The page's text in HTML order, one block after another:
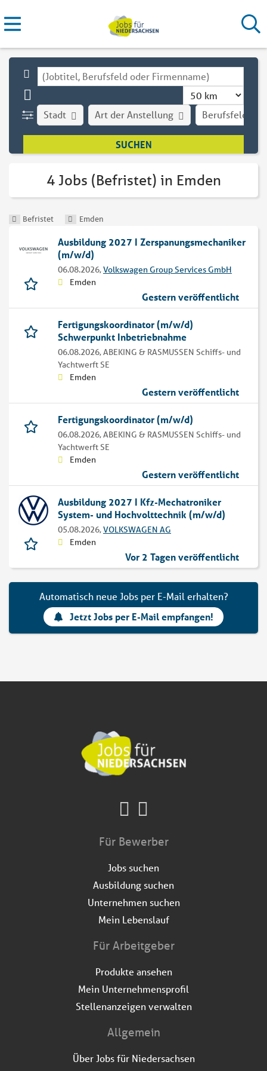
Stadt Art der Anstellung Berufsfeld
4 Jobs (Befristet) in Emden
Befristet Emden
Ausbildung 2027 I Zerspanungsmechaniker
(m/w/d)
06.08.2026,Volkswagen Group Services GmbH
Emden
Gestern veröffentlicht
Fertigungskoordinator (m/w/d)
Schwerpunkt Inbetriebnahme
06.08.2026,ABEKING & RASMUSSEN Schiffs- und
Yachtwerft SE
Emden
Gestern veröffentlicht
Fertigungskoordinator (m/w/d)
06.08.2026,ABEKING & RASMUSSEN Schiffs- und
Yachtwerft SE
Emden
Gestern veröffentlicht
Ausbildung 2027 I Kfz-Mechatroniker
System- und Hochvolttechnik (m/w/d)
05.08.2026,VOLKSWAGEN AG
Emden
Vor 2 Tagen veröffentlicht
Automatisch neue Jobs per E-Mail erhalten?
Jetzt Jobs per E-Mail empfangen!
Für Bewerber
Jobs suchen
Ausbildung suchen
Unternehmen suchen
Mein Lebenslauf
Für Arbeitgeber
Produkte ansehen
Mein Unternehmensprofil
Stellenanzeigen verwalten
Allgemein
Über Jobs für Niedersachsen